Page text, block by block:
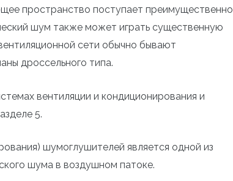
пространство поступает преимущественно
шум также может играть существенную
сети обычно бывают
дроссельного типа.
вентиляции и кондиционирования и
5.
шумоглушителей является одной из
шума в воздушном патоке.